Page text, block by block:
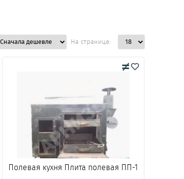
На странице:
Полевая кухня Плита полевая ПП-1